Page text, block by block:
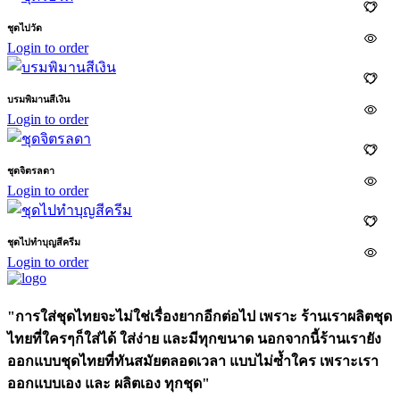
ชุดไปวัด
Login to order
บรมพิมานสีเงิน
Login to order
ชุดจิตรลดา
Login to order
ชุดไปทำบุญสีครีม
Login to order
"การใส่ชุดไทยจะไม่ใช่เรื่องยากอีกต่อไป เพราะ ร้านเราผลิตชุด
ไทยที่ใครๆก็ใส่ได้ ใส่ง่าย และมีทุกขนาด นอกจากนี้ร้านเรายัง
ออกแบบชุดไทยที่ทันสมัยตลอดเวลา แบบไม่ซ้ำใคร เพราะเรา
ออกแบบเอง และ ผลิตเอง ทุกชุด"